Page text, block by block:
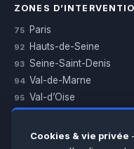
ZONES
75 Paris
92 Hauts-de-Seine
93 Seine-Saint-Denis
94 Val-de-Marne
95 Val-d’Oise
Essonne
Cookies & vie privée